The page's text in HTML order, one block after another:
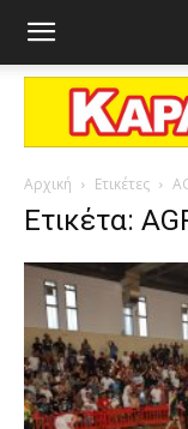
Αρχική Ετικέτες
Ετικέτα: